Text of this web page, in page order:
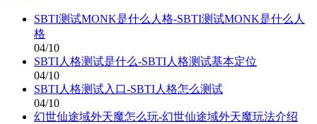
SBTI测试MONK是什么人格-SBTI测试MONK是什么人
格
04/10
SBTI人格测试是什么-SBTI人格测试基本定位
04/10
SBTI人格测试入口-SBTI人格怎么测试
04/10
幻世仙途域外天魔怎么玩-幻世仙途域外天魔玩法介绍